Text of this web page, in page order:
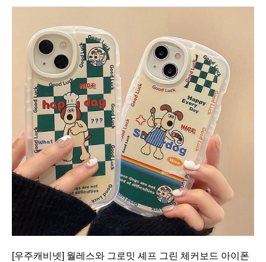
[우주캐비넷] 월레스와 그로밋 셰프 그린 체커보드 아이폰